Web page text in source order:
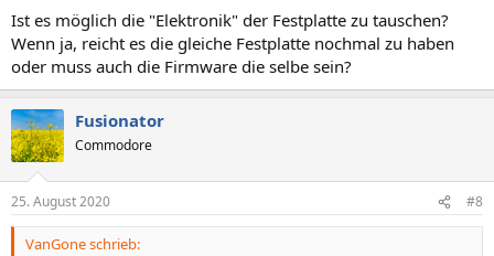
Ist es möglich die "Elektronik" der Festplatte zu tauschen?
Wenn ja, reicht es die gleiche Festplatte nochmal zu haben
oder muss auch die Firmware die selbe sein?
Fusionator
Commodore
25. August 2020 #8
VanGone schrieb: